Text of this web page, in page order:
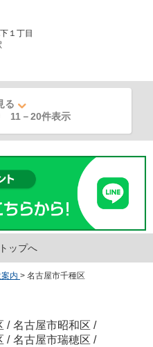
１丁目
る
11 －20件表示
ップへ
内 > 名古屋市千種区
/ 名古屋市昭和区 /
/ 名古屋市瑞穂区 /